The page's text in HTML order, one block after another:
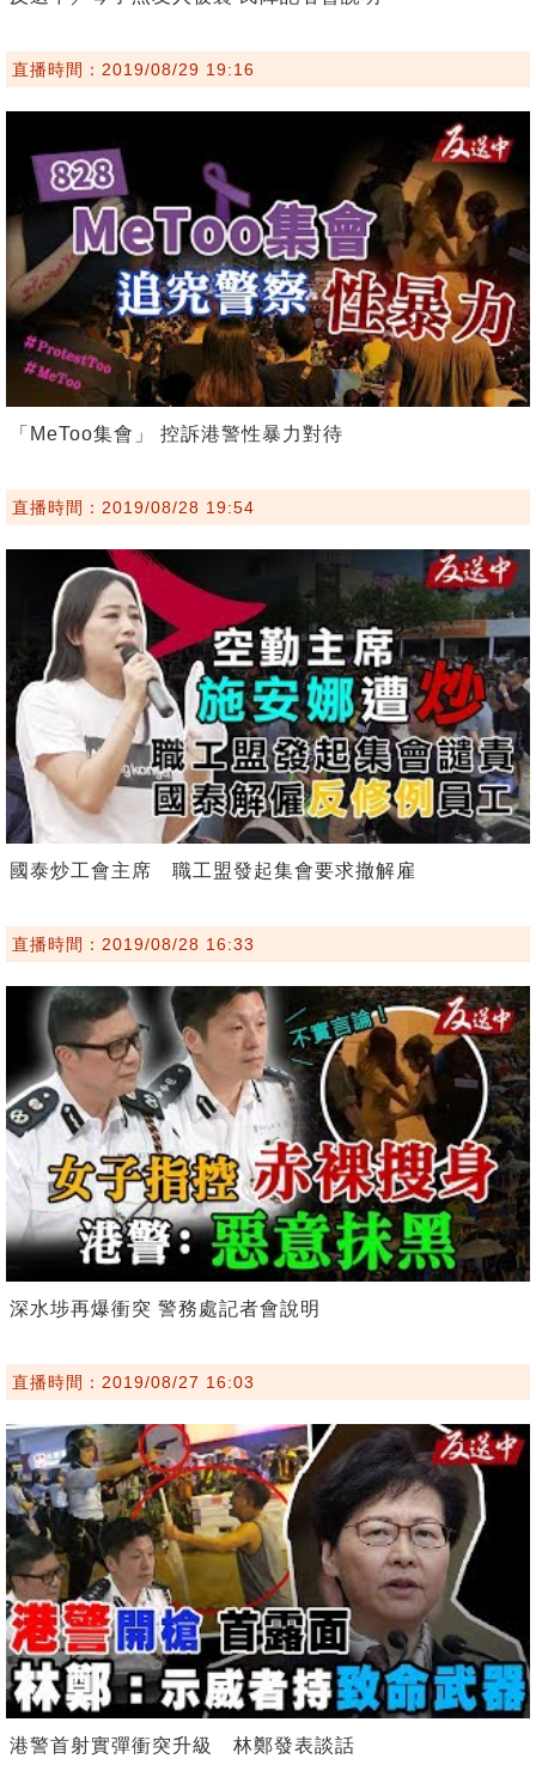
直播時間：2019/08/29 19:16
「MeToo集會」 控訴港警性暴力對待
直播時間：2019/08/28 19:54
國泰炒工會主席 職工盟發起集會要求撤解雇
直播時間：2019/08/28 16:33
深水埗再爆衝突 警務處記者會說明
直播時間：2019/08/27 16:03
港警首射實彈衝突升級 林鄭發表談話